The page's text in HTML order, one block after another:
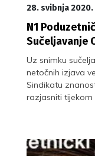
28. svibnja 2020.
N1
Sučeljavanje
Uz snimku
netočnih izjava
Sindikatu
razjasniti tijekom